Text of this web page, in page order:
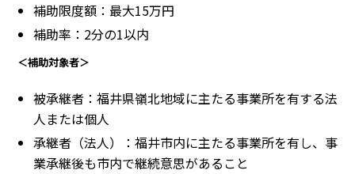
補助限度額：最大15万円
補助率：2分の1以内
＜補助対象者＞
被承継者：福井県嶺北地域に主たる事業所を有する法
人または個人
承継者（法人）：福井市内に主たる事業所を有し、事
業承継後も市内で継続意思があること